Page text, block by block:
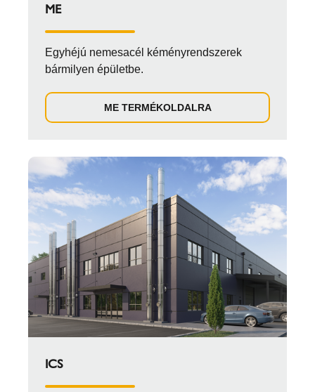
ME
Egyhéjú nemesacél kéményrendszerek
bármilyen épületbe.
ME TERMÉKOLDALRA
ICS